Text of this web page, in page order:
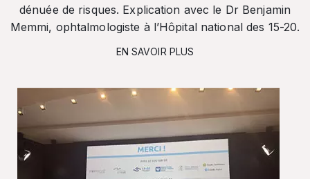
dénuée de risques. Explication avec le Dr Benjamin
Memmi, ophtalmologiste à l’Hôpital national des 15-20.
EN SAVOIR PLUS